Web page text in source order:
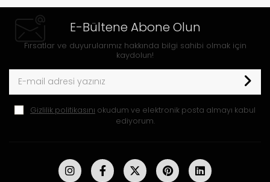
E-Bültene Abone Olun
Fırsatlar ve duyurularımız hakkında bilgi sahibi olmak için
kaydolun!
Gizlilik politikasını okudum ve elektronik posta almayı kabul
ediyorum.